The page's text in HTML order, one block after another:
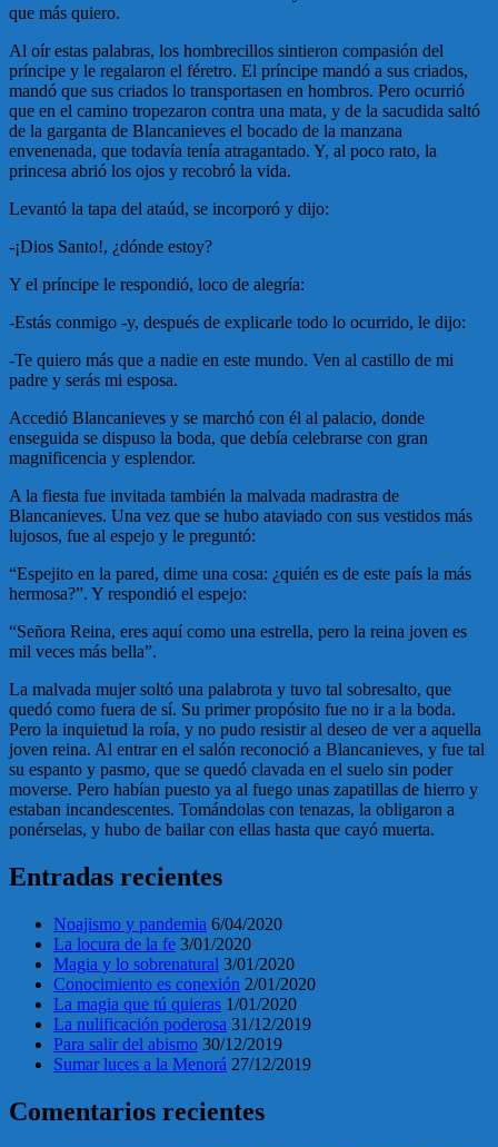
que más quiero.
Al oír estas palabras, los hombrecillos sintieron compasión del
príncipe y le regalaron el féretro. El príncipe mandó a sus criados,
mandó que sus criados lo transportasen en hombros. Pero ocurrió
que en el camino tropezaron contra una mata, y de la sacudida saltó
de la garganta de Blancanieves el bocado de la manzana
envenenada, que todavía tenía atragantado. Y, al poco rato, la
princesa abrió los ojos y recobró la vida.
Levantó la tapa del ataúd, se incorporó y dijo:
-¡Dios Santo!, ¿dónde estoy?
Y el príncipe le respondió, loco de alegría:
-Estás conmigo -y, después de explicarle todo lo ocurrido, le dijo:
-Te quiero más que a nadie en este mundo. Ven al castillo de mi
padre y serás mi esposa.
Accedió Blancanieves y se marchó con él al palacio, donde
enseguida se dispuso la boda, que debía celebrarse con gran
magnificencia y esplendor.
A la fiesta fue invitada también la malvada madrastra de
Blancanieves. Una vez que se hubo ataviado con sus vestidos más
lujosos, fue al espejo y le preguntó:
“Espejito en la pared, dime una cosa: ¿quién es de este país la más
hermosa?”. Y respondió el espejo:
“Señora Reina, eres aquí como una estrella, pero la reina joven es
mil veces más bella”.
La malvada mujer soltó una palabrota y tuvo tal sobresalto, que
quedó como fuera de sí. Su primer propósito fue no ir a la boda.
Pero la inquietud la roía, y no pudo resistir al deseo de ver a aquella
joven reina. Al entrar en el salón reconoció a Blancanieves, y fue tal
su espanto y pasmo, que se quedó clavada en el suelo sin poder
moverse. Pero habían puesto ya al fuego unas zapatillas de hierro y
estaban incandescentes. Tomándolas con tenazas, la obligaron a
ponérselas, y hubo de bailar con ellas hasta que cayó muerta.
Entradas recientes
Noajismo y pandemia 6/04/2020
La locura de la fe 3/01/2020
Magia y lo sobrenatural 3/01/2020
Conocimiento es conexión 2/01/2020
La magia que tú quieras 1/01/2020
La nulificación poderosa 31/12/2019
Para salir del abismo 30/12/2019
Sumar luces a la Menorá 27/12/2019
Comentarios recientes